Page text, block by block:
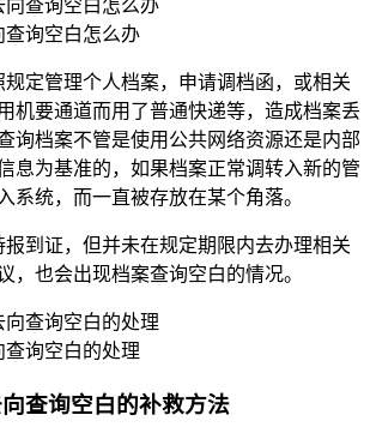
查询空白怎么办
规定管理个人档案，申请调档函，或相关
机要通道而用了普通快递等，造成档案丢
询档案不管是使用公共网络资源还是内部
息为基准的，如果档案正常调转入新的管
系统，而一直被存放在某个角落。
到证，但并未在规定期限内去办理相关
，也会出现档案查询空白的情况。
查询空白的处理
查询空白的补救方法